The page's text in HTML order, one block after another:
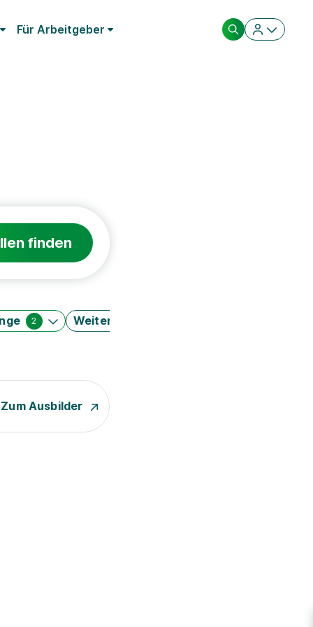
Für Arbeitgeber
finden
2 Weitere Filter
Zum Ausbilder